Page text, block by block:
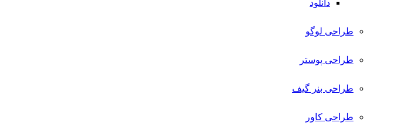
دانلود
طراحی لوگو
طراحی پوستر
طراحی بنر گیف
طراحی کاور